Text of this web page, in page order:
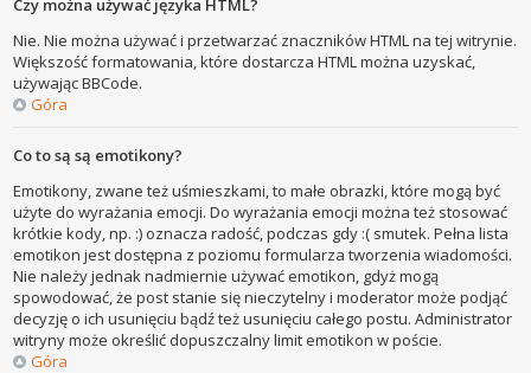
Czy można używać języka HTML?
Nie. Nie można używać i przetwarzać znaczników HTML na tej witrynie.
Większość formatowania, które dostarcza HTML można uzyskać,
używając BBCode.
Góra
Co to są są emotikony?
Emotikony, zwane też uśmieszkami, to małe obrazki, które mogą być
użyte do wyrażania emocji. Do wyrażania emocji można też stosować
krótkie kody, np. :) oznacza radość, podczas gdy :( smutek. Pełna lista
emotikon jest dostępna z poziomu formularza tworzenia wiadomości.
Nie należy jednak nadmiernie używać emotikon, gdyż mogą
spowodować, że post stanie się nieczytelny i moderator może podjąć
decyzję o ich usunięciu bądź też usunięciu całego postu. Administrator
witryny może określić dopuszczalny limit emotikon w poście.
Góra